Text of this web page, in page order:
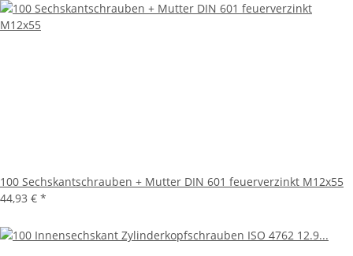
100 Sechskantschrauben + Mutter DIN 601 feuerverzinkt M12x55
44,93 € *